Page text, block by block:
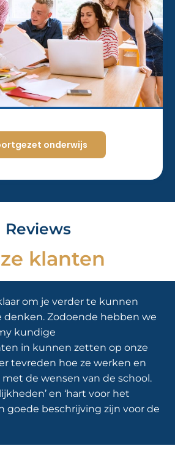
onderwijs
Reviews
klanten
om je verder te kunnen
denken. Zodoende hebben we
kundige
in kunnen zetten op onze
tevreden hoe ze werken en
de wensen van de school.
en ‘hart voor het
goede beschrijving zijn voor de